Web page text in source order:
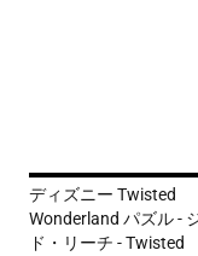
ディズニー Twisted
Wonderland パズル -
ド・リーチ - Twisted